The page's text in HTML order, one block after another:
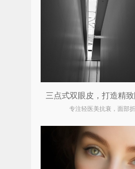
专注轻医美抗衰，面部